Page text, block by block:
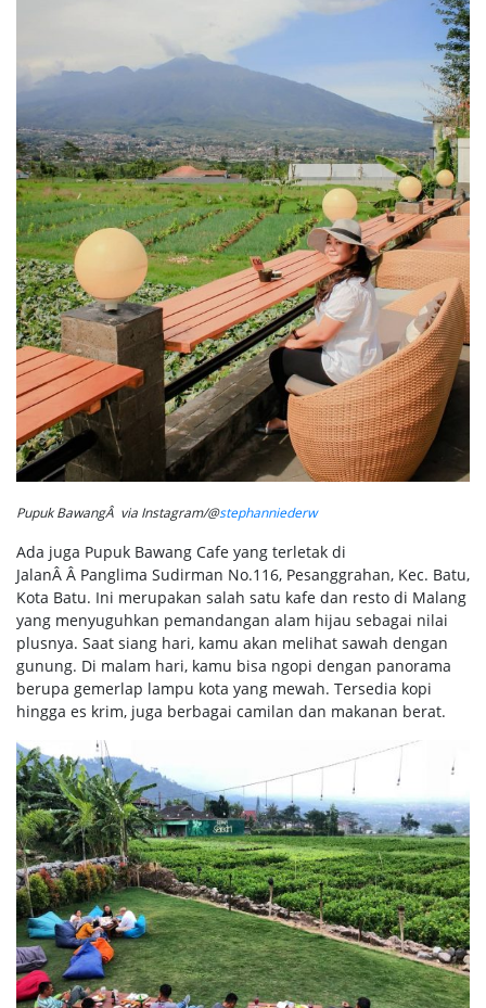
Pupuk BawangÂ via Instagram/@stephanniederw
Ada juga Pupuk Bawang Cafe yang terletak di
JalanÂ Â Panglima Sudirman No.116, Pesanggrahan, Kec. Batu,
Kota Batu. Ini merupakan salah satu kafe dan resto di Malang
yang menyuguhkan pemandangan alam hijau sebagai nilai
plusnya. Saat siang hari, kamu akan melihat sawah dengan
gunung. Di malam hari, kamu bisa ngopi dengan panorama
berupa gemerlap lampu kota yang mewah. Tersedia kopi
hingga es krim, juga berbagai camilan dan makanan berat.